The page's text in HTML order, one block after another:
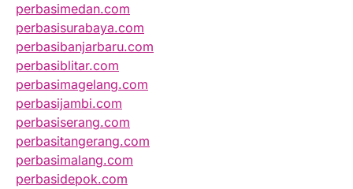
perbasimedan.com
perbasisurabaya.com
perbasibanjarbaru.com
perbasiblitar.com
perbasimagelang.com
perbasijambi.com
perbasiserang.com
perbasitangerang.com
perbasimalang.com
perbasidepok.com